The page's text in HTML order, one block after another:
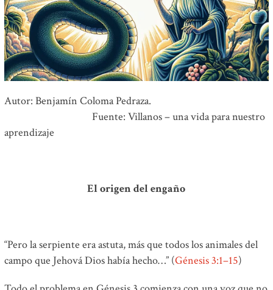
Autor: Benjamín Coloma Pedraza.
Fuente: Villanos – una vida para nuestro
aprendizaje
El origen del engaño
“Pero la serpiente era astuta, más que todos los animales del
campo que Jehová Dios había hecho…” (Génesis 3:1–15)